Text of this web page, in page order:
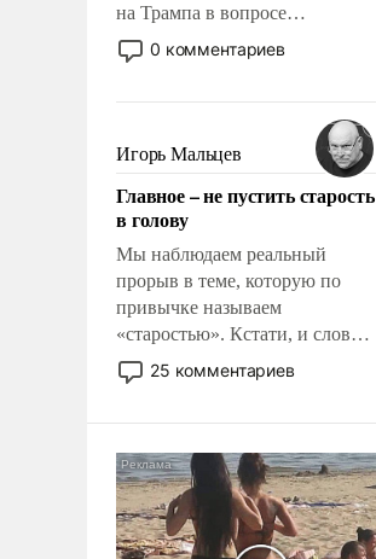
на Трампа в вопросе
предоставления вооружений
своим нанимателям. Вероятно,
консультирует Киев, пришла в
голову мысль: хорошо бы
продемонстрировать, что
Украина вступила в
вооруженное противостояние
с Ираном.
0 комментариев
Игорь Мальцев
Главное – не пустить старость
в голову
Мы наблюдаем реальный
прорыв в теме, которую по
привычке называем
«старостью». Кстати, и слово-
то это уже стараются не
использовать – так же, как
что оно уже несет негативные
коннотации.
25 комментариев